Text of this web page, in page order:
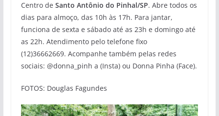
Centro de Santo Antônio do Pinhal/SP. Abre todos os
dias para almoço, das 10h às 17h. Para jantar,
funciona de sexta e sábado até as 23h e domingo até
as 22h. Atendimento pelo telefone fixo
(12)36662669. Acompanhe também pelas redes
sociais: @donna_pinh a (Insta) ou Donna Pinha (Face).
FOTOS: Douglas Fagundes